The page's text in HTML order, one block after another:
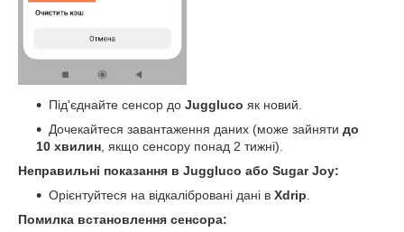
Під'єднайте сенсор до Juggluco як новий.
Дочекайтеся завантаження даних (може зайняти до
10 хвилин , якщо сенсору понад 2 тижні).
Неправильні показання в Juggluco або Sugar Joy:
Орієнтуйтеся на відкалібровані дані в Xdrip
Помилка встановлення сенсора: